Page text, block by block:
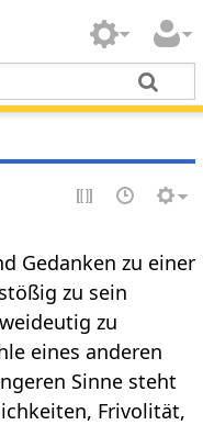
Gedanken zu einer
zu sein
zu
eines anderen
Sinne steht
Frivolität,